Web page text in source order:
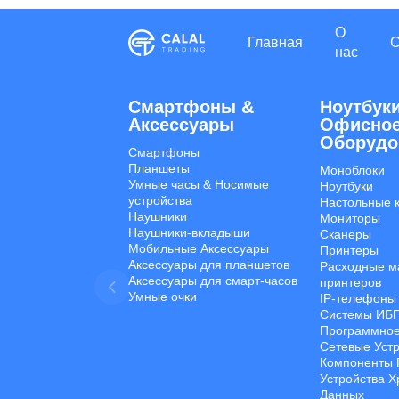
Главная
О
нас
Смартфоны &
Aксессуары
Смартфоны
Планшеты
Умные часы & Hосимые
устройства
Наушники
Наушники-вкладыши
Мобильные Aксессуары
Аксессуары для планшетов
Аксессуары для смарт-часов
Умные очки
Моноблоки
Ноутбуки
Настольные
Мониторы
Сканеры
Принтеры
Расходные
принтеров
IP-телефоны
Системы
Сетевые
Компоненты
Устройства
Данных